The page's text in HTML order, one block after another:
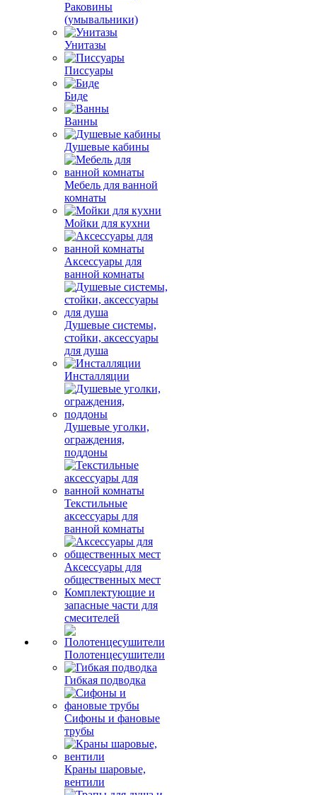
Раковины
(умывальники)
Унитазы
Писсуары
Биде
Ванны
Душевые кабины
Мебель для ванной
комнаты
Мойки для кухни
Аксессуары для
ванной комнаты
Душевые системы,
стойки, аксессуары
для душа
Инсталляции
Душевые уголки,
ограждения,
поддоны
Текстильные
аксессуары для
ванной комнаты
Аксессуары для
общественных мест
Комплектующие и
запасные части для
смесителей
Полотенцесушители
Гибкая подводка
Сифоны и фановые
трубы
Краны шаровые,
вентили